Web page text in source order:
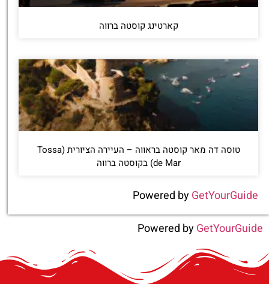
קארטינג קוסטה ברווה
טוסה דה מאר קוסטה בראווה – העיירה הציורית (Tossa
de Mar) בקוסטה ברווה
Powered byGetYourGuide
Powered byGetYourGuide